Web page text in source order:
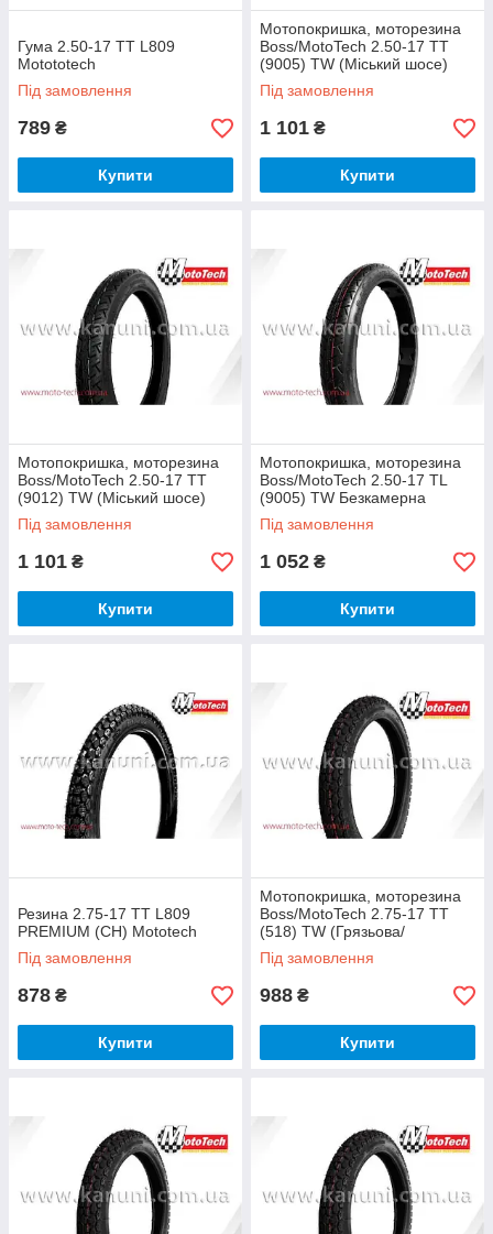
Гума 2.50-17 TT L809
Motototech
Під замовлення
789 ₴
Купити
Мотопокришка, моторезина
Boss/MotoTech 2.50-17 TT
(9005) TW (Міський шосе)
Mototech
Під замовлення
1 101 ₴
Купити
Мотопокришка, моторезина
Boss/MotoTech 2.50-17 TT
(9012) TW (Міський шосе)
Mototech
Під замовлення
1 101 ₴
Купити
Мотопокришка, моторезина
Boss/MotoTech 2.50-17 TL
(9005) TW Безкамерна
(Мородське шосе) Mototech
Під замовлення
1 052 ₴
Купити
Резина 2.75-17 TT L809
PREMIUM (CH) Mototech
Під замовлення
878 ₴
Купити
Мотопокришка, моторезина
Boss/MotoTech 2.75-17 TT
(518) TW (Грязьова/
Понедоріжжна) Mototech
Під замовлення
988 ₴
Купити